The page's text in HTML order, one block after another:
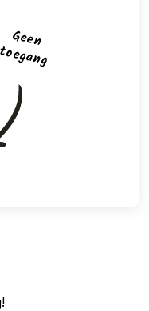
G
een
toegan
g